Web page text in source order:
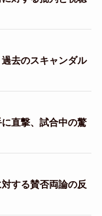
去のスキャンダル
直撃、試合中の驚
する賛否両論の反